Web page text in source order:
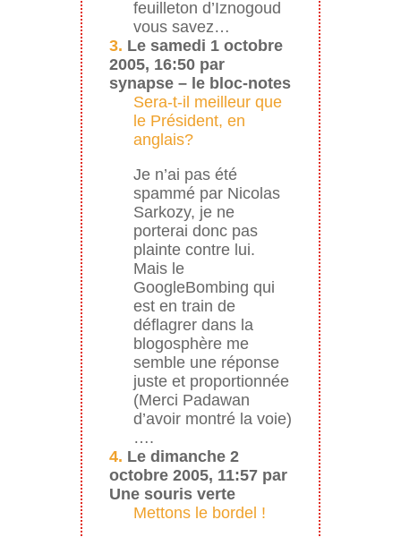
feuilleton d’Iznogoud
vous savez…
3. Le samedi 1 octobre
2005, 16:50 par
synapse – le bloc-notes
Sera-t-il meilleur que
le Président, en
anglais?
Je n’ai pas été
spammé par Nicolas
Sarkozy, je ne
porterai donc pas
plainte contre lui.
Mais le
GoogleBombing qui
est en train de
déflagrer dans la
blogosphère me
semble une réponse
juste et proportionnée
(Merci Padawan
d’avoir montré la voie)
….
4. Le dimanche 2
octobre 2005, 11:57 par
Une souris verte
Mettons le bordel !